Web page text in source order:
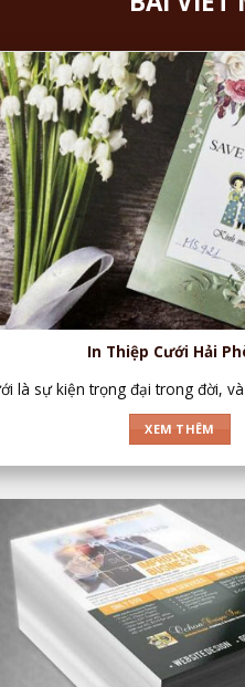
In Thiệp Cưới Hải
là sự kiện trọng đại trong đời,
XEM THÊM